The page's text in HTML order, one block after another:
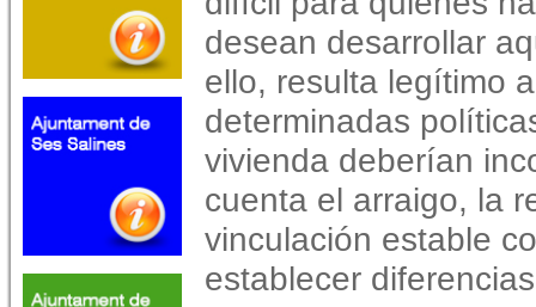
desean desarrollar
ello, resulta legítimo
determinadas
vivienda deberían
cuenta el arraigo, la
vinculación estable
establecer